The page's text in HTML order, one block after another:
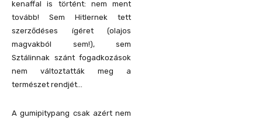
kenaffal is történt: nem ment
tovább! Sem Hitlernek tett
szerződéses ígéret (olajos
magvakból sem!), sem
Sztálinnak szánt fogadkozások
nem változtatták meg a
természet rendjét…
A gumipitypang csak azért nem